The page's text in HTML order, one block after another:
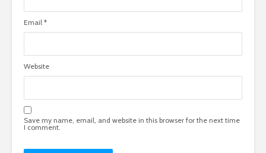
Email *
Website
Save my name, email, and website in this browser for the next time
I comment.